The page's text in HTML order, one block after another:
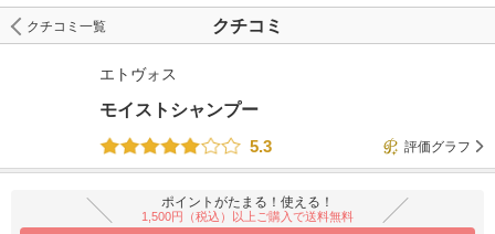
クチコミ
クチコミ一覧
エトヴォス
モイストシャンプー
5.3
評価グラフ
ポイントがたまる！使える！
1,500円（税込）以上ご購入で送料無料